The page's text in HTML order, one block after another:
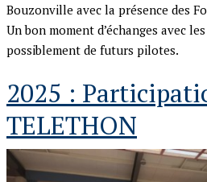
Bouzonville avec la présence des
Un bon moment d’échanges avec
possiblement de futurs pilotes.
2025 :
TELETHON